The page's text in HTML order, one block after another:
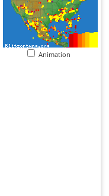
Animation